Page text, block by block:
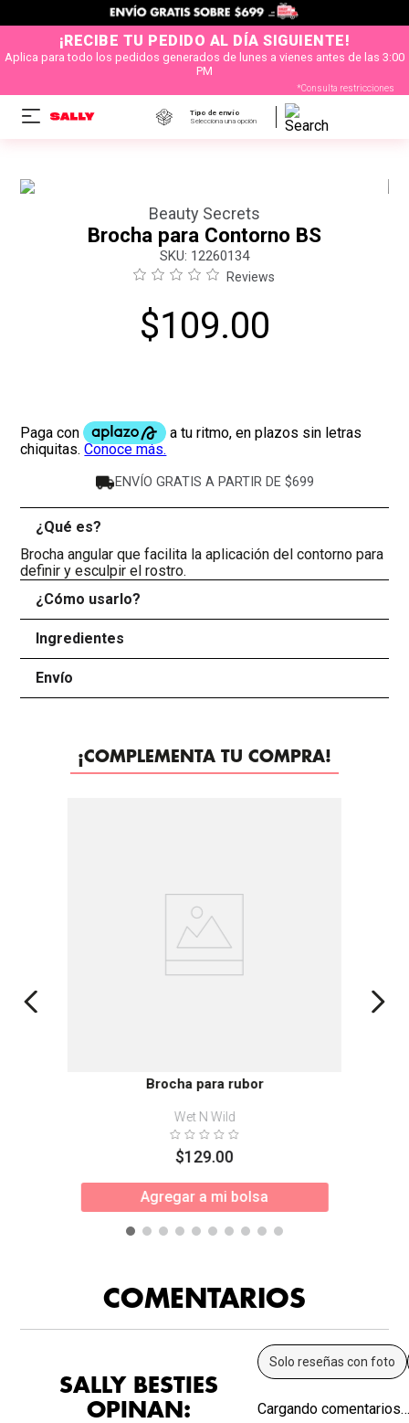
¡RECIBE TU PEDIDO AL DÍA SIGUIENTE!
Aplica para todo los pedidos generados de lunes a vienes antes de las 3:00
PM
*Consulta restricciones
Tipo de envío
Selecciona una opción
Beauty Secrets
Brocha para Contorno BS
: 12260134
Reviews
$109.00
ENVÍO GRATIS A PARTIR DE $699
¿Qué es?
Brocha angular que facilita la aplicación del contorno para
definir y esculpir el rostro.
¿Cómo usarlo?
Ingredientes
Envío
¡COMPLEMENTA TU COMPRA!
Brocha para rubor
Wet N Wild
$129.00
Agregar a mi bolsa
COMENTARIOS
SALLY BESTIES
OPINAN:
Solo reseñas con foto
Cargando